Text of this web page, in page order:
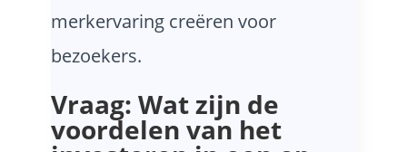
merkervaring creëren voor
bezoekers.
Vraag: Wat zijn de
voordelen van het